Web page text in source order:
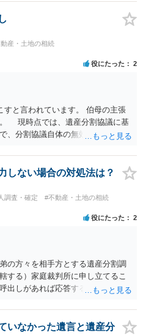
ーを答弁書に添えて裁判所に提出
求棄却を求める答弁書を提出すれ
りません。その日は差支え（用事
分です。 質問３について 弁護士で
必要は無いと思います。郵送（期
詳細は、書面記載の裁判所書記官
参考まで。
産・土地の相続
役にたった 2
すと言われています。 伯母の主張
現時点では、遺産分割協議に基
、分割協議自体の無効を裁判所が
、 ・御祖母様の認知能力に関する
ればその効力が否定される可能性
協議に加わっていること ・御祖母
実益が誰にあったかの立証が困難
分割協議の効力が否定される可能
ドルは非常に高い）ということが
しない場合の対処法は？
調査・確定
#不動産・土地の相続
役にたった 2
の方々を相手方とする遺産分割調
する）家庭裁判所に申し立てるこ
出しがあれば応答する可能性がま
にないので必要書類をてきぱきと
御注意ください。
いなかった遺言と遺産分